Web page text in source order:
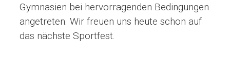
Gymnasien bei hervorragenden Bedingungen
angetreten. Wir freuen uns heute schon auf
das nächste Sportfest.